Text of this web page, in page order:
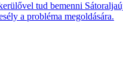
tud bemenni
a probléma megoldására.